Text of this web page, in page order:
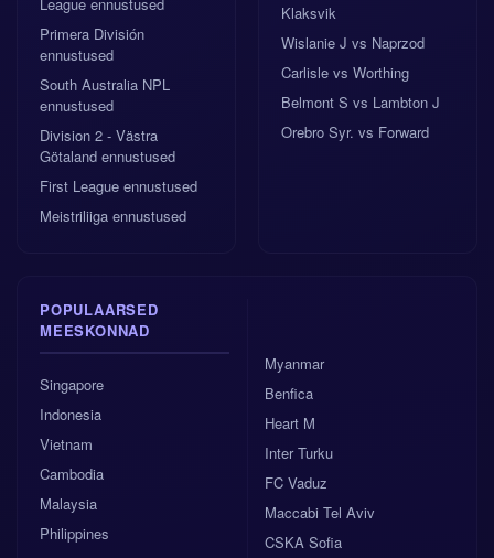
Primera División
ennustused
South Australia NPL
ennustused
Division 2 - Västra
Götaland ennustused
First League ennustused
Meistriliiga ennustused
Klaksvik
Wislanie J vs Naprzod
Carlisle vs Worthing
Belmont S vs Lambton J
Orebro Syr. vs Forward
POPULAARSED
MEESKONNAD
Singapore
Indonesia
Vietnam
Cambodia
Malaysia
Philippines
Myanmar
Benfica
Heart M
Inter Turku
FC Vaduz
Maccabi Tel Aviv
CSKA Sofia